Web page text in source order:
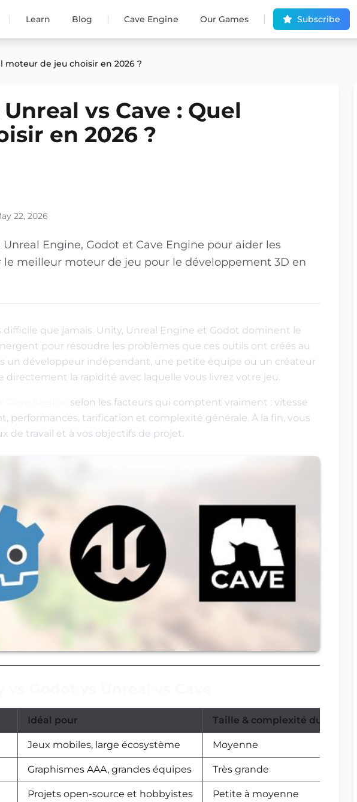
| Learn Blog | Cave Engine Our Games | Subscribe
moteur de jeu choisir en 2026 ?
vs Cave : Quel
en 2026 ?
22, 2026
Engine, Godot et Cave Engine pour aider les
meilleur moteur de jeu pour le développement 3D en
que jamais. Unity, Unreal Engine et Godot dominent le
pour résoudre les problèmes que ces outils ont créés au
un développeur indépendant, une petite équipe ou un créateur
directement la rapidité avec laquelle vous livrez votre jeu.
selon les facteurs qui comptent vraiment : vitesse
performances, tarification et complexité générale. À la fin, vous
de travail et à vos objectifs de projet.
Idéal pour Taille & complexité du moteur
Jeux mobiles, large écosystème Moyenne
Graphismes AAA, grandes équipes Très grande
Projets open-source et hobbyistes Petite à moyenne